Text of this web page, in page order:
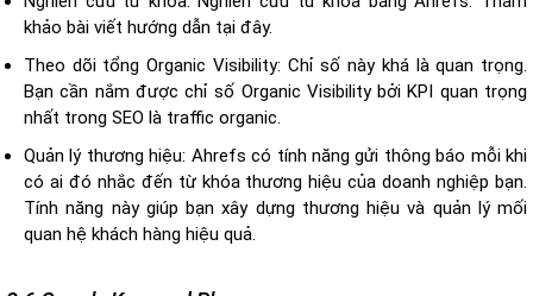
khảo bài viết hướng dẫn tại đây.
Theo dõi tổng Organic Visibility: Chỉ số này khá là quan trọng.
Bạn cần nắm được chỉ số Organic Visibility bởi KPI quan trọng
nhất trong SEO là traffic organic.
Quản lý thương hiệu: Ahrefs có tính năng gửi thông báo mỗi khi
có ai đó nhắc đến từ khóa thương hiệu của doanh nghiệp bạn.
Tính năng này giúp bạn xây dựng thương hiệu và quản lý mối
quan hệ khách hàng hiệu quả.